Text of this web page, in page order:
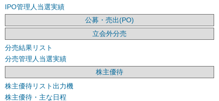
IPO管理人当選実績
公募・売出(PO)
立会外分売
分売結果リスト
分売管理人当選実績
株主優待
株主優待リスト出力機
株主優待・主な日程